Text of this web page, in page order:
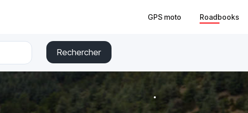
GPS moto Roadbooks
Rechercher